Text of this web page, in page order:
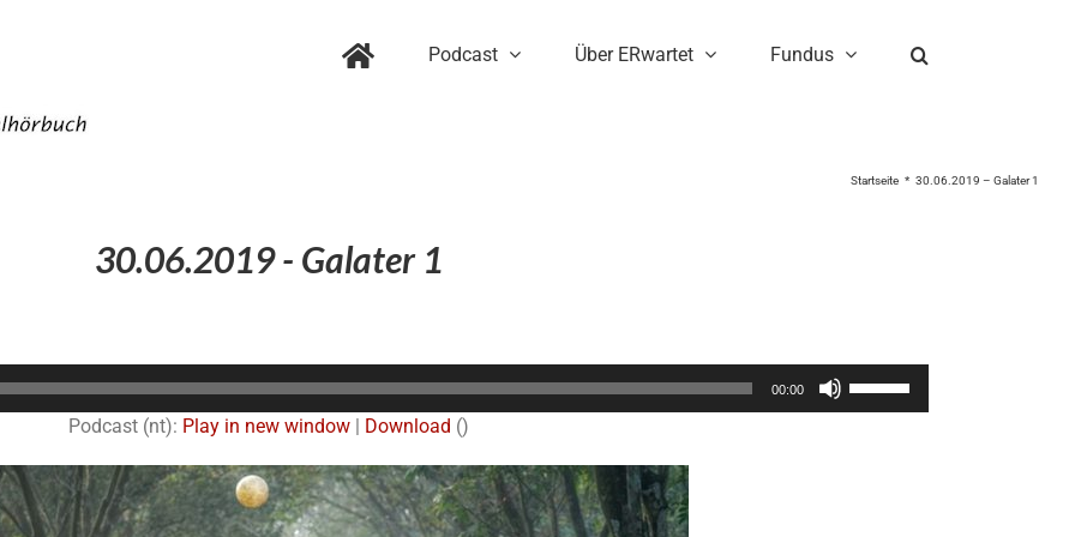
Podcast Über ERwartet Fundus
Startseite 30.06.2019 – Galater 1
30.06.2019 - Galater 1
00:00
Podcast (nt): Play in new window | Download ()